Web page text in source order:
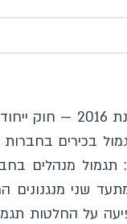
מחקר זה בוחן את ההשלכות הלא מכוונות של
בכירים בחברות
מנהלים
שני מנגנונים
על החלטות